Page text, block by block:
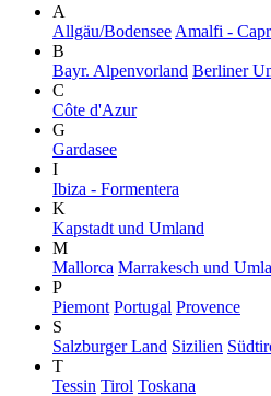
A
Allgäu/Bodensee Amalfi -
B
Bayr. Alpenvorland Berliner
C
Côte d'Azur
G
Gardasee
I
Ibiza - Formentera
K
Kapstadt und Umland
M
Mallorca Marrakesch und
P
Piemont Portugal Provence
S
Salzburger Land Sizilien
T
Tessin Tirol Toskana